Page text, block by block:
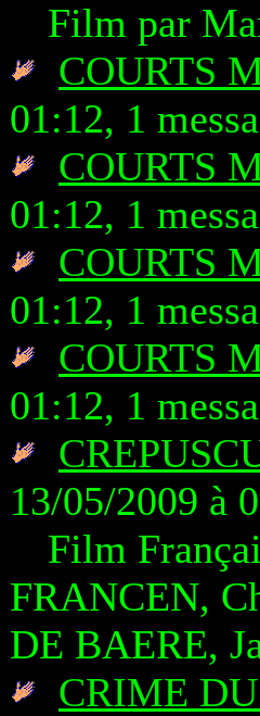
Film par
COURTS
01:12, 1
COURTS
01:12, 1
COURTS
01:12, 1
COURTS
01:12, 1
13/05/2009 à
Film
FRANCEN,
DE BAERE,
CRIME